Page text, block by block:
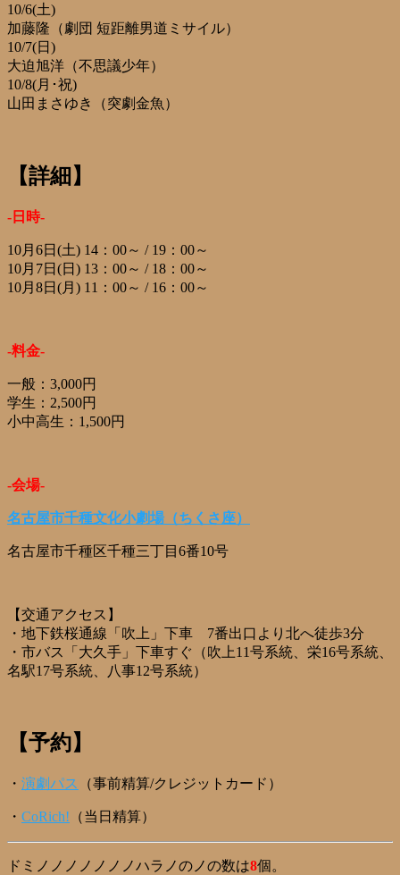
10/6(土)
加藤隆（劇団 短距離男道ミサイル）
10/7(日)
大迫旭洋（不思議少年）
10/8(月･祝)
山田まさゆき（突劇金魚）
【詳細】
-日時-
10月6日(土) 14：00～ / 19：00～
10月7日(日) 13：00～ / 18：00～
10月8日(月) 11：00～ / 16：00～
-料金-
一般：3,000円
学生：2,500円
小中高生：1,500円
-会場-
名古屋市千種文化小劇場 （ちくさ座）
名古屋市千種区千種三丁目6番10号
【交通アクセス】
・地下鉄桜通線「吹上」下車 7番出口より北へ徒歩3分
・市バス「大久手」下車すぐ（吹上11号系統、栄16号系統、
名駅17号系統、八事12号系統）
【予約】
・ 演劇パス （事前精算/クレジットカード）
・ CoRich! （当日精算）
ドミノノノノノノノハラノのノの数は8個。